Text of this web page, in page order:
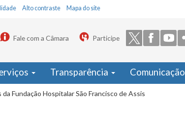
Alto contraste Mapa do site
Fale com a Câmara Participe
Transparência Comunicação
Fundação Hospitalar São Francisco de Assis